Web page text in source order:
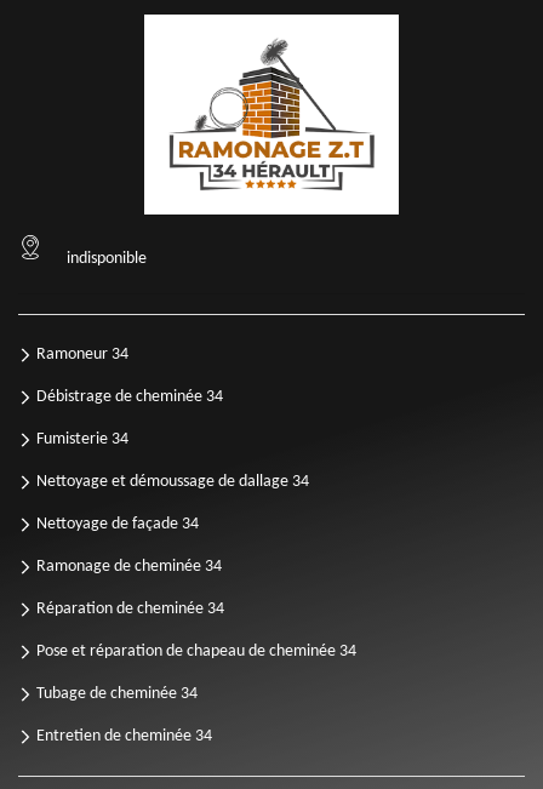
indisponible
Ramoneur 34
Débistrage de cheminée 34
Fumisterie 34
Nettoyage et démoussage de dallage 34
Nettoyage de façade 34
Ramonage de cheminée 34
Réparation de cheminée 34
Pose et réparation de chapeau de cheminée 34
Tubage de cheminée 34
Entretien de cheminée 34